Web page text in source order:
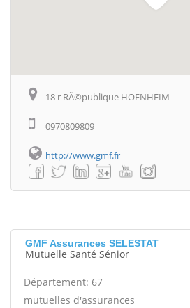
18 r RÃ©publique HOENHEIM
0970809809
http://www.gmf.fr
GMF Assurances SELESTAT
Mutuelle Santé Sénior
Département: 67
mutuelles d'assurances